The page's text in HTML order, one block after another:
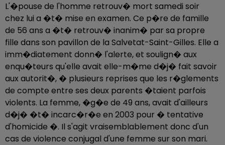
L'�pouse de l'homme retrouv� mort samedi soir
chez lui a �t� mise en examen. Ce p�re de famille
de 56 ans a �t� retrouv� inanim� par sa propre
fille dans son pavillon de la Salvetat-Saint-Gilles. Elle a
imm�diatement donn� l'alerte, et soulign� aux
enqu�teurs qu'elle avait elle-m�me d�j� fait savoir
aux autorit�, � plusieurs reprises que les r�glements
de compte entre ses deux parents �taient parfois
violents. La femme, �g�e de 49 ans, avait d'ailleurs
d�j� �t� incarc�r�e en 2003 pour � tentative
d'homicide �. Il s'agit vraisemblablement donc d'un
cas de violence conjugal d'une femme sur son mari.